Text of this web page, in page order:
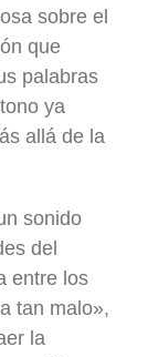
sobre el
que
palabras
ya
allá de la
sonido
del
entre los
tan malo»,
la